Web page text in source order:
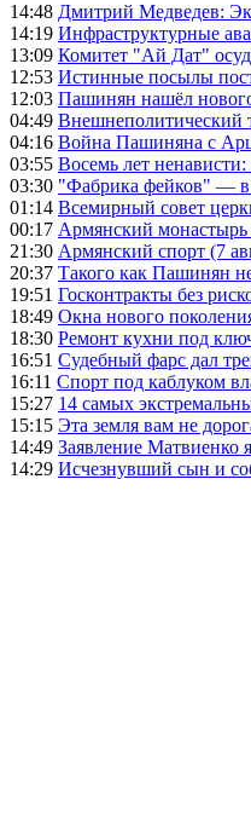
14:48 Дмитрий Медведев:
14:19 Инфраструктурные
13:09 Комитет "Ай Дат"
12:53 Истинные посылы
12:03 Пашинян нашёл
04:49 Внешнеполитический
04:16 Война Пашиняна с
03:55 Восемь лет
03:30 "Фабрика фейков" — в
01:14 Всемирный совет
00:17 Армянский монастырь
21:30 Армянский спорт (7
20:37 Такого как Пашинян
19:51 Госконтракты без
18:49 Окна нового
18:30 Ремонт кухни под
16:51 Судебный фарс дал
16:11 Спорт под каблуком
15:27 14 самых
15:15 Эта земля вам не
14:49 Заявление Матвиенко
14:29 Исчезнувший сын и